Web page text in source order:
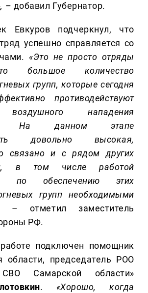
– добавил Губернатор.
Евкуров подчеркнул, что
успешно справляется со
«Это не просто отряды
большое количество
групп, которые сегодня
противодействуют
воздушного нападения
На данном этапе
довольно высокая,
связано и с рядом других
в том числе работой
по обеспечению этих
групп необходимыми
– отметил заместитель
РФ.
подключен помощник
области, председатель РОО
Самарской области»
. «Хорошо, когда